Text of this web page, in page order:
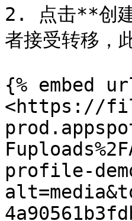
2. 点击**创建
者接受转移，
{% embed
<https://
profile-